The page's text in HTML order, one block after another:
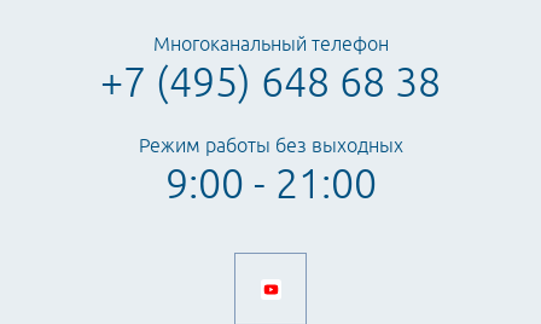
Многоканальный телефон
+7 (495) 648 68 38
Режим работы без выходных
9:00 - 21:00